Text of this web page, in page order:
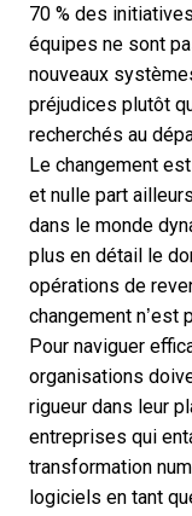
70 % des
équipes ne sont
nouveaux
préjudices plutôt
recherchés au
Le changement
et nulle part
dans le monde
plus en détail le
opérations de
changement n’est
Pour naviguer
organisations
rigueur dans leur
entreprises qui
transformation
logiciels en tant